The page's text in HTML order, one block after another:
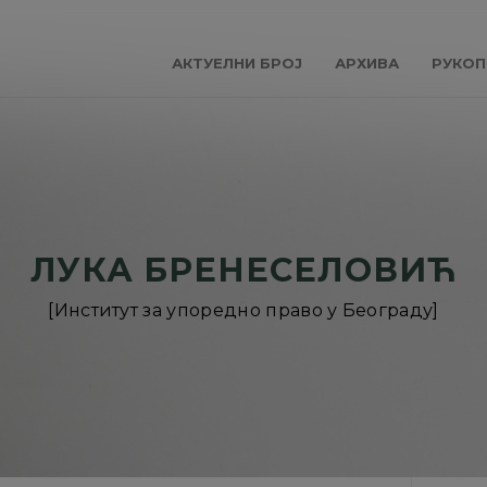
АКТУЕЛНИ БРОЈ АРХИВА
ЛУКА БРЕНЕСЕЛОВИЋ
[Институт за упоредно право у Београду]